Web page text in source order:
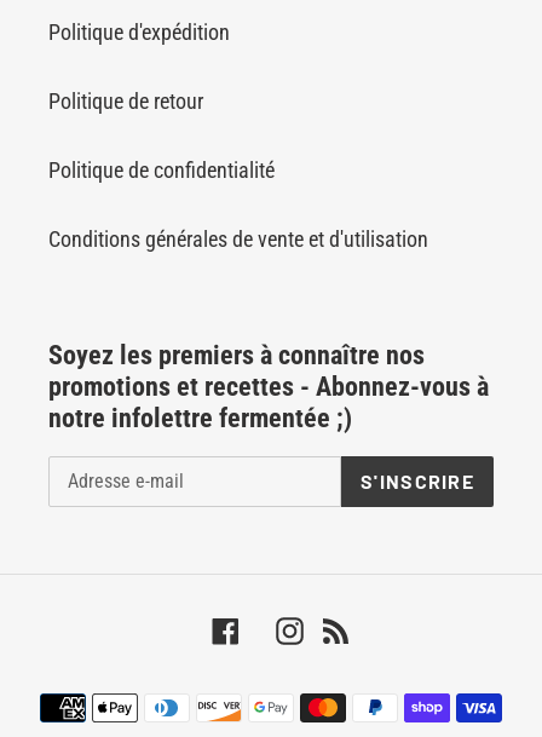
Politique d'expédition
Politique de retour
Politique de confidentialité
Conditions générales de vente et d'utilisation
Soyez les premiers à connaître nos
promotions et recettes - Abonnez-vous à
notre infolettre fermentée ;)
S'INSCRIRE
FacebookInstagram
Moyens
de